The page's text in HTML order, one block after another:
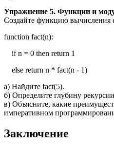
Упражнение 5. Функции и
Создайте функцию вычисления
function fact(n):
if n = 0 then return 1
else return n * fact(n - 1)
а) Найдите fact(5).
б) Определите глубину
в) Объясните, какие
императивном
Заключение